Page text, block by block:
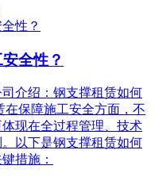
全性？
介绍：钢支撑租赁如何
保障施工安全方面，不
现在全过程管理、技术
以下是钢支撑租赁如何
措施：